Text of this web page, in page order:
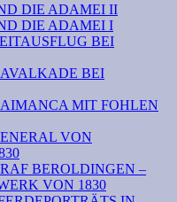
DIE ADAMEI II
DIE ADAMEI I
BEI
BEI
MIT FOHLEN
VON
BEROLDINGEN –
VON 1830